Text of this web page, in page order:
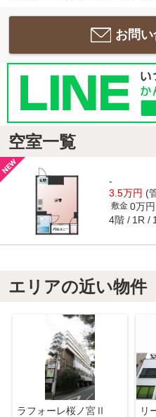
お問
空室一覧
-
3.5万円 (
敷金 0万円
4階 1R
エリアの近い物件
ラフォーレ桜ノ宮Ⅱ
リ